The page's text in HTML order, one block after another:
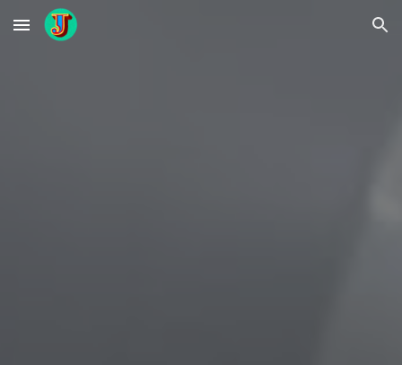
Skip to main content Skip to navigation